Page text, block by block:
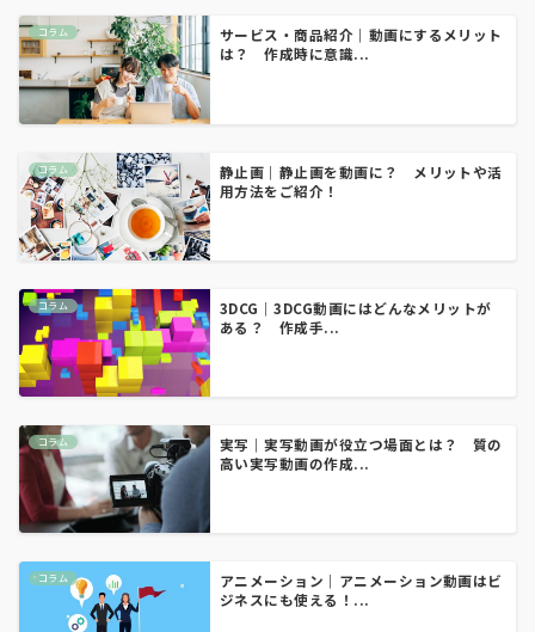
コラム
サービス・商品紹介｜動画にするメリット
は？ 作成時に意識...
コラム
静止画｜静止画を動画に？ メリットや活
用方法をご紹介！
コラム
3DCG｜3DCG動画にはどんなメリットが
ある？ 作成手...
コラム
実写｜実写動画が役立つ場面とは？ 質の
高い実写動画の作成...
コラム
アニメーション｜アニメーション動画はビ
ジネスにも使える！...